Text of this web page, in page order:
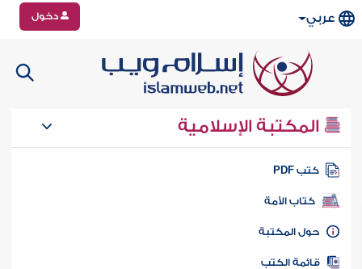
عربي دخول
المكتبة الإسلامية
كتب PDF
كتاب الأمة
المكتبة